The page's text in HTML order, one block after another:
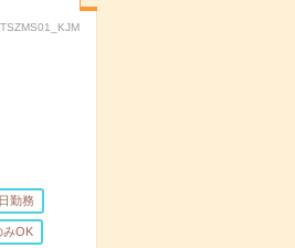
勤務
みOK